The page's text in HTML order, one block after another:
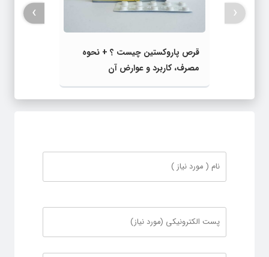
قرص پاروکستین چیست ؟ + نحوه
مصرف، کاربرد و عوارض آن
‹
›